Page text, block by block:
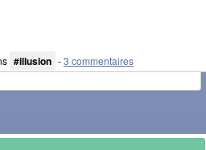
#illusion -3 commentaires